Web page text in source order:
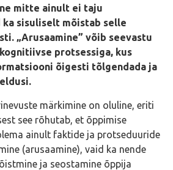
mitte ainult ei taju
sisuliselt mõistab selle
„Arusaamine” võib seevastu
protsessiga, kus
õigesti tõlgendada ja
märkimine on oluline, eriti
see rõhutab, et õppimise
ainult faktide ja protseduuride
(arusaamine), vaid ka nende
ja seostamine õppija